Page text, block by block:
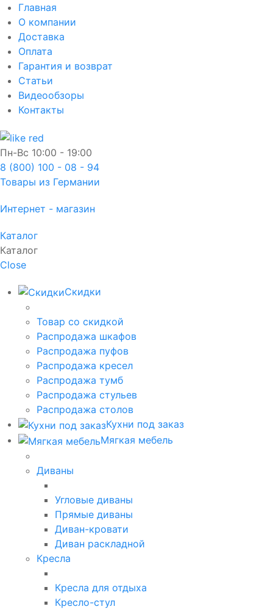
Главная
О компании
Доставка
Оплата
Гарантия и возврат
Статьи
Видеообзоры
Контакты
Пн-Вс 10:00 - 19:00
8 (800) 100 - 08 - 94
Товары из Германии
Интернет - магазин
Каталог
Каталог
Close
Скидки
Товар со скидкой
Распродажа шкафов
Распродажа пуфов
Распродажа кресел
Распродажа тумб
Распродажа стульев
Распродажа столов
Кухни под заказ
Мягкая мебель
Диваны
Угловые диваны
Прямые диваны
Диван-кровати
Диван раскладной
Кресла
Кресла для отдыха
Кресло-стул